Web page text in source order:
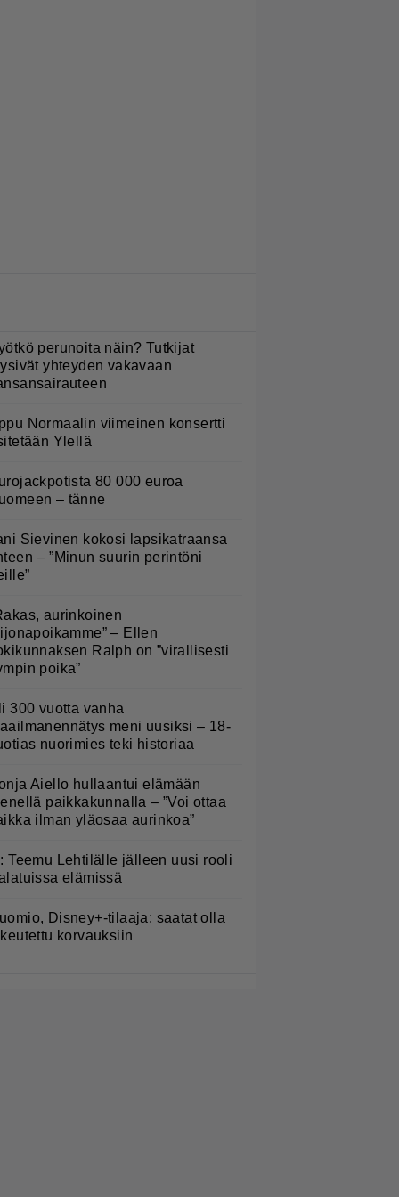
perunoita näin? Tutkijat
yhteyden vakavaan
Normaalin viimeinen konsertti
Ylellä
80 000 euroa
– tänne
Sievinen kokosi lapsikatraansa
– ”Minun suurin perintöni
aurinkoinen
– Ellen
Ralph on ”virallisesti
poika”
300 vuotta vanha
meni uusiksi – 18-
nuorimies teki historiaa
Aiello hullaantui elämään
paikkakunnalla – ”Voi ottaa
ilman yläosaa aurinkoa”
Teemu Lehtilälle jälleen uusi rooli
elämissä
Disney+-tilaaja: saatat olla
korvauksiin